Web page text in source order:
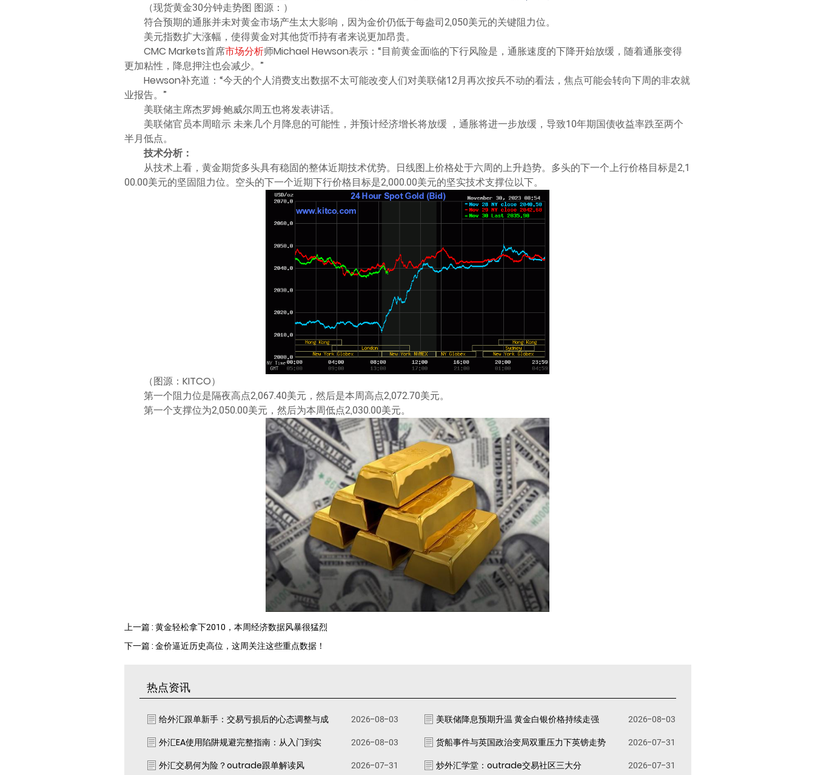
（现货黄金30分钟走势图 图源：）
符合预期的通胀并未对黄金市场产生太大影响，因为金价仍低于每盎司2,050美元的关键阻力位。
美元指数扩大涨幅，使得黄金对其他货币持有者来说更加昂贵。
CMC Markets首席市场分析师Michael Hewson表示：“目前黄金面临的下行风险是，通胀速度的下降开始放缓，随着通胀变得
更加粘性，降息押注也会减少。”
Hewson补充道：“今天的个人消费支出数据不太可能改变人们对美联储12月再次按兵不动的看法，焦点可能会转向下周的非农就
业报告。”
美联储主席杰罗姆·鲍威尔周五也将发表讲话。
美联储官员本周暗示 未来几个月降息的可能性，并预计经济增长将放缓 ，通胀将进一步放缓，导致10年期国债收益率跌至两个
半月低点。
技术分析：
从技术上看，黄金期货多头具有稳固的整体近期技术优势。日线图上价格处于六周的上升趋势。多头的下一个上行价格目标是2,1
00.00美元的坚固阻力位。空头的下一个近期下行价格目标是2,000.00美元的坚实技术支撑位以下。
（图源：KITCO）
第一个阻力位是隔夜高点2,067.40美元，然后是本周高点2,072.70美元。
第一个支撑位为2,050.00美元，然后为本周低点2,030.00美元。
上一篇 : 黄金轻松拿下2010，本周经济数据风暴很猛烈
下一篇 : 金价逼近历史高位，这周关注这些重点数据！
热点资讯
给外汇跟单新手：交易亏损后的心态调整与成 2026-08-03 美联储降息预期升温 黄金白银价格持续走强
2026-08-03
外汇EA使用陷阱规避完整指南：从入门到实
2026-08-03 货船事件与英国政治变局双重压力下英镑走势
2026-07-31
外汇交易何为险？outrade跟单解读风
2026-07-31 炒外汇学堂：outrade交易社区三大分 2026-07-31